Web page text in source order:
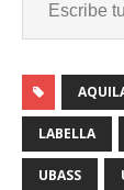
LABELLA
UBASS